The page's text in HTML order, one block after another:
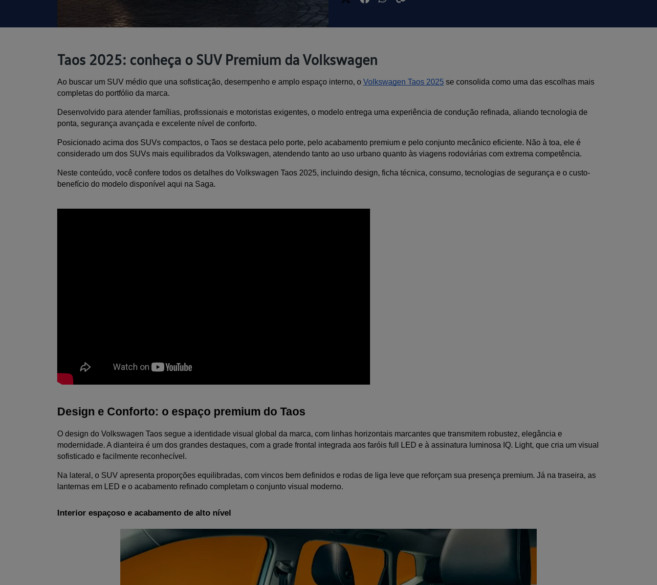
Taos 2025: conheça o SUV Premium da Volkswagen
Ao buscar um SUV médio que una sofisticação, desempenho e amplo espaço interno, o Volkswagen Taos 2025 se consolida como uma das escolhas mais
completas do portfólio da marca.
Desenvolvido para atender famílias, profissionais e motoristas exigentes, o modelo entrega uma experiência de condução refinada, aliando tecnologia de
ponta, segurança avançada e excelente nível de conforto.
Posicionado acima dos SUVs compactos, o Taos se destaca pelo porte, pelo acabamento premium e pelo conjunto mecânico eficiente. Não à toa, ele é
considerado um dos SUVs mais equilibrados da Volkswagen, atendendo tanto ao uso urbano quanto às viagens rodoviárias com extrema competência.
Neste conteúdo, você confere todos os detalhes do Volkswagen Taos 2025, incluindo design, ficha técnica, consumo, tecnologias de segurança e o custo-
benefício do modelo disponível aqui na Saga.
Design e Conforto: o espaço premium do Taos
O design do Volkswagen Taos segue a identidade visual global da marca, com linhas horizontais marcantes que transmitem robustez, elegância e
modernidade. A dianteira é um dos grandes destaques, com a grade frontal integrada aos faróis full LED e à assinatura luminosa IQ. Light, que cria um visual
sofisticado e facilmente reconhecível.
Na lateral, o SUV apresenta proporções equilibradas, com vincos bem definidos e rodas de liga leve que reforçam sua presença premium. Já na traseira, as
lanternas em LED e o acabamento refinado completam o conjunto visual moderno.
Interior espaçoso e acabamento de alto nível